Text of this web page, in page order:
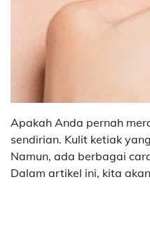
Apakah Anda pernah
sendirian. Kulit ketiak
Namun, ada berbagai
Dalam artikel ini, kita